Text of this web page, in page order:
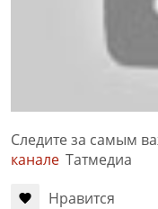
Следите за самым
канале Татмедиа
Нравится